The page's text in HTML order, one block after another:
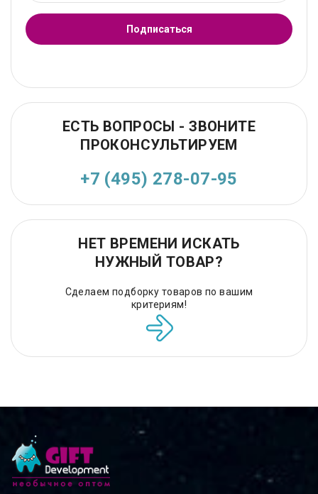
Подписаться
ЕСТЬ ВОПРОСЫ - ЗВОНИТЕ
ПРОКОНСУЛЬТИРУЕМ
+7 (495) 278-07-95
НЕТ ВРЕМЕНИ ИСКАТЬ
НУЖНЫЙ ТОВАР?
Сделаем подборку товаров по вашим
критериям!